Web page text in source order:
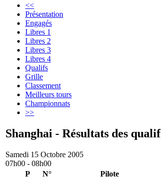
<<
Présentation
Engagés
Libres 1
Libres 2
Libres 3
Libres 4
Qualifs
Grille
Classement
Meilleurs tours
Championnats
>>
Shanghai - Résultats des
Samedi 15 Octobre 2005
07h00 - 08h00
P
N° Pilote